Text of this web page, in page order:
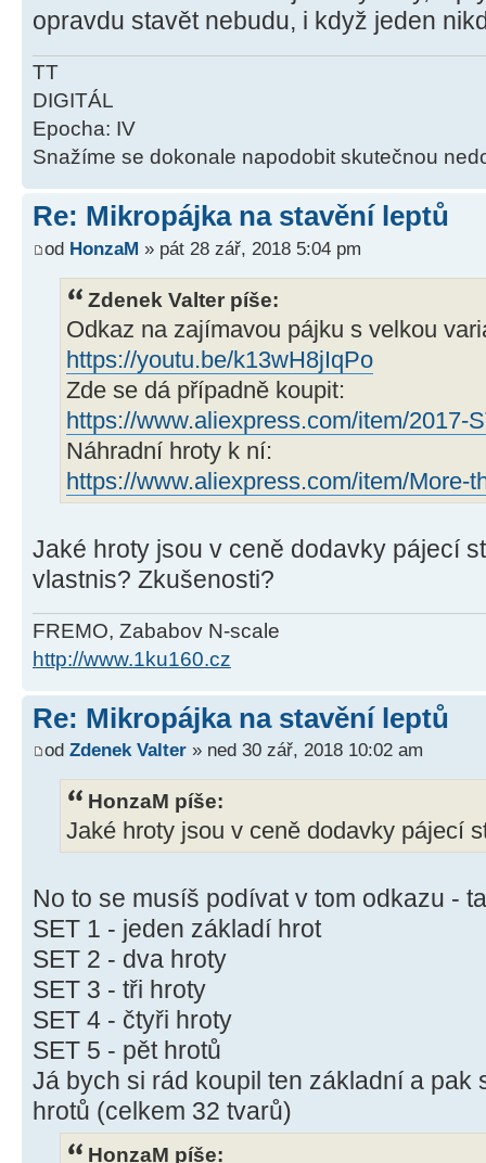
opravdu stavět nebudu, i když jeden
TT
DIGITÁL
Epocha: IV
Snažíme se dokonale napodobit skutečnou
Re: Mikropájka na stavění leptů
od HonzaM » pát 28 zář, 2018 5:04 pm
Zdenek Valter píše:
Odkaz na zajímavou pájku s velkou
https://youtu.be/k13wH8jIqPo
Zde se dá případně koupit:
https://www.aliexpress.com/item/2017-
Náhradní hroty k ní:
https://www.aliexpress.com/item/More-
Jaké hroty jsou v ceně dodavky pájecí
vlastnis? Zkušenosti?
FREMO, Zababov N-scale
http://www.1ku160.cz
Re: Mikropájka na stavění leptů
od Zdenek Valter » ned 30 zář, 2018 10:02 am
HonzaM píše:
Jaké hroty jsou v ceně dodavky pájecí
No to se musíš podívat v tom odkazu -
SET 1 - jeden základí hrot
SET 2 - dva hroty
SET 3 - tři hroty
SET 4 - čtyři hroty
SET 5 - pět hrotů
Já bych si rád koupil ten základní a pak
hrotů (celkem 32 tvarů)
HonzaM píše: